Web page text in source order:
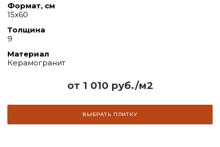
от 1 010 руб./м2
ВЫБРАТЬ ПЛИТКУ
Формат, см
15х60
Толщина
9
Материал
Керамогранит